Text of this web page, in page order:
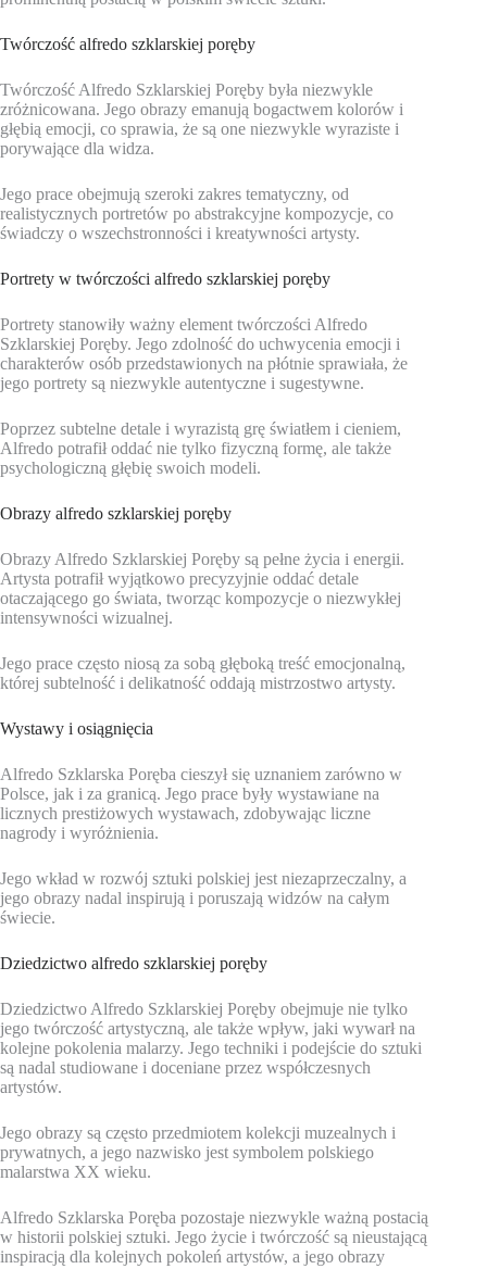
Twórczość alfredo szklarskiej poręby
Twórczość Alfredo Szklarskiej Poręby była niezwykle
zróżnicowana. Jego obrazy emanują bogactwem kolorów i
głębią emocji, co sprawia, że są one niezwykle wyraziste i
porywające dla widza.
Jego prace obejmują szeroki zakres tematyczny, od
realistycznych portretów po abstrakcyjne kompozycje, co
świadczy o wszechstronności i kreatywności artysty.
Portrety w twórczości alfredo szklarskiej poręby
Portrety stanowiły ważny element twórczości Alfredo
Szklarskiej Poręby. Jego zdolność do uchwycenia emocji i
charakterów osób przedstawionych na płótnie sprawiała, że
jego portrety są niezwykle autentyczne i sugestywne.
Poprzez subtelne detale i wyrazistą grę światłem i cieniem,
Alfredo potrafił oddać nie tylko fizyczną formę, ale także
psychologiczną głębię swoich modeli.
Obrazy alfredo szklarskiej poręby
Obrazy Alfredo Szklarskiej Poręby są pełne życia i energii.
Artysta potrafił wyjątkowo precyzyjnie oddać detale
otaczającego go świata, tworząc kompozycje o niezwykłej
intensywności wizualnej.
Jego prace często niosą za sobą głęboką treść emocjonalną,
której subtelność i delikatność oddają mistrzostwo artysty.
Wystawy i osiągnięcia
Alfredo Szklarska Poręba cieszył się uznaniem zarówno w
Polsce, jak i za granicą. Jego prace były wystawiane na
licznych prestiżowych wystawach, zdobywając liczne
nagrody i wyróżnienia.
Jego wkład w rozwój sztuki polskiej jest niezaprzeczalny, a
jego obrazy nadal inspirują i poruszają widzów na całym
świecie.
Dziedzictwo alfredo szklarskiej poręby
Dziedzictwo Alfredo Szklarskiej Poręby obejmuje nie tylko
jego twórczość artystyczną, ale także wpływ, jaki wywarł na
kolejne pokolenia malarzy. Jego techniki i podejście do sztuki
są nadal studiowane i doceniane przez współczesnych
artystów.
Jego obrazy są często przedmiotem kolekcji muzealnych i
prywatnych, a jego nazwisko jest symbolem polskiego
malarstwa XX wieku.
Alfredo Szklarska Poręba pozostaje niezwykle ważną postacią
w historii polskiej sztuki. Jego życie i twórczość są nieustającą
inspiracją dla kolejnych pokoleń artystów, a jego obrazy